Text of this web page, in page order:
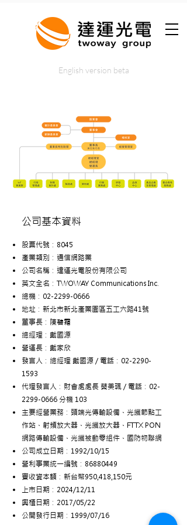
English version beta
公司基本資料
股票代號：8045
產業類別：通信網路業
公司名稱：達運光電股份有限公司
英文全名：TWOWAY Communications Inc.
總機：02-2299-0666
地址：新北市新北產業園區五工六路41號
董事長：陳碧霜
總經理：戴國源
​營運長：戴家欣
發言人：總經理 戴國源 / 電話：02-2290-
1593
代理發言人：財會處處長 蔡美珮 / 電話：02-
2299-0666 分機 103
主要經營業務：頭端光傳輸設備、光纖節點工
作站、射頻放大器、光纖放大器、FTTX PON
網路傳輸設備、光纖被動零組件、國防物聯網
公司成立日期：1992/10/15
營利事業統一編號：86880449
實收資本額：新台幣950,418,150元
上市日期：2024/12/11
興櫃日期：2017/05/22
公開發行日期：1999/07/16